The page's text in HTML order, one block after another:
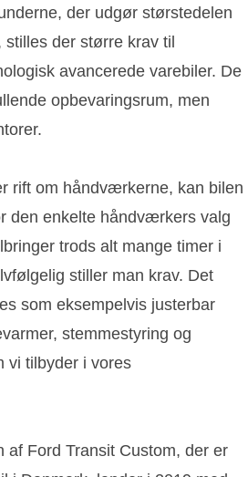
der udgør størstedelen
der større krav til
avancerede varebiler. De
opbevaringsrum, men
rift om håndværkerne, kan bilen
den enkelte håndværkers valg
trods alt mange timer i
stiller man krav. Det
som eksempelvis justerbar
stemmestyring og
vi tilbyder i vores
af Ford Transit Custom, der er